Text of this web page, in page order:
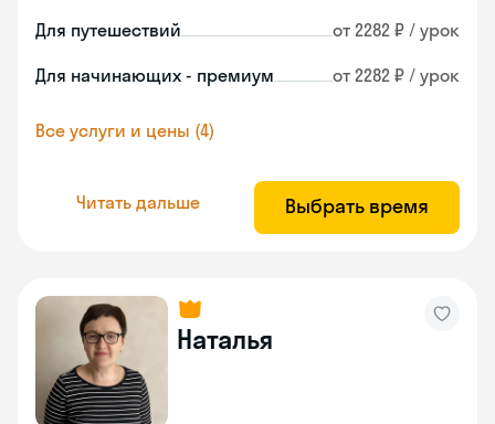
Для путешествий от 2282 ₽ / урок
Для начинающих - премиум от 2282 ₽ / урок
Все услуги и цены (4)
Читать дальше Выбрать время
Наталья